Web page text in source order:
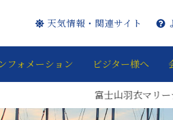
天気情報・関連サイト
フォメーション ビジター様へ
富士山羽衣マリーナの